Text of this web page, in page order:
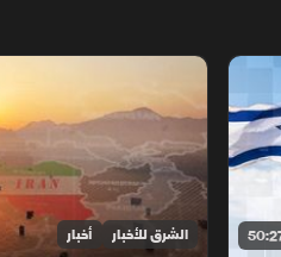
الشرق للأخبار أخبار